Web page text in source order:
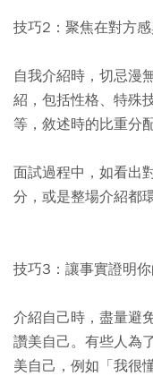
技巧2：聚焦在對方
自我介紹時，切忌漫
紹，包括性格、特殊
等，敘述時的比重分
面試過程中，如看出
分，或是整場介紹都
技巧3：讓事實證明
介紹自己時，盡量避
讚美自己。有些人為
美自己，例如「我很